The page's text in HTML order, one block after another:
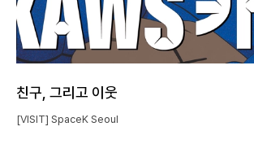
친구, 그리고 이웃
[VISIT] SpaceK Seoul